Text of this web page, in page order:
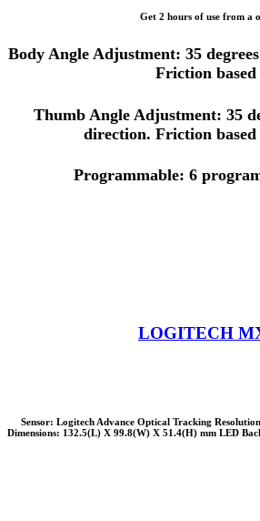
Get 2 hours of use from a
Body Angle Adjustment: 35
Friction based
Thumb Angle Adjustment: 35
direction. Friction based
Programmable: 6
Sensor: Logitech Advance Optical Tracking
Dimensions: 132.5(L) X 99.8(W) X 51.4(H) mm LED